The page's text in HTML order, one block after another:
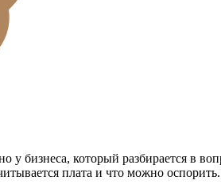
который разбирается в
плата и что можно